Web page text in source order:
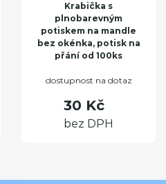
Krabička s
plnobarevným
potiskem na mandle
bez okénka, potisk na
přání od 100ks
dostupnost na dotaz
30 Kč
bez DPH